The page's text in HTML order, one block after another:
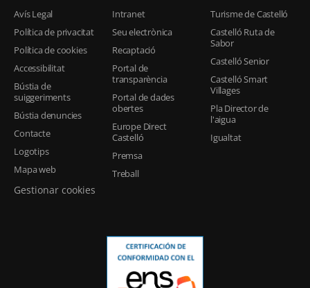
Avís Legal
Política de privacitat
Política de cookies
Accessibilitat
Bústia de
suiggeriments
Bústia denuncies
Contacte
Logotips
Mapa web
Gestionar cookies
Intranet
Seu electrònica
Recaptació
Portal de
transparència
Portal de dades
obertes
Europe Direct
Castelló
Premsa
Treball
Turisme de Castelló
Castelló Ruta de
Sabor
Castelló Senior
Castelló Smart
Villages
Pla Director de
l'aigua
Igualtat